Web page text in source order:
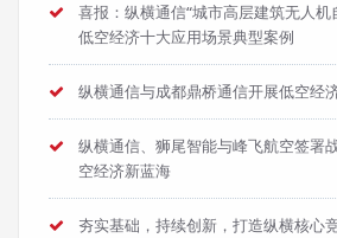
喜报：纵横通信“城市高层建筑无人
低空经济十大应用场景典型案例
纵横通信与成都鼎桥通信开展低空经
纵横通信、狮尾智能与峰飞航空签署
空经济新蓝海
夯实基础，持续创新，打造纵横核